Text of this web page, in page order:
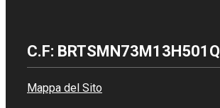
C.F: BRTSMN73M13H501Q
Mappa del Sito